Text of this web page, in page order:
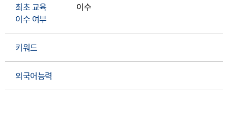
최초 교육
이수 여부
이수
키워드
외국어능력